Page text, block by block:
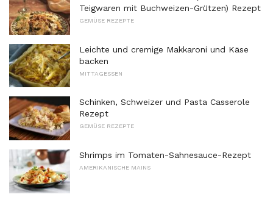
Teigwaren mit Buchweizen-Grützen) Rezept
GEMÜSE REZEPTE
Leichte und cremige Makkaroni und Käse
backen
MITTAGESSEN
Schinken, Schweizer und Pasta Casserole
Rezept
GEMÜSE REZEPTE
Shrimps im Tomaten-Sahnesauce-Rezept
AMERIKANISCHE MAINS